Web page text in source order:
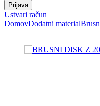
Ustvari račun
DomovDodatni material